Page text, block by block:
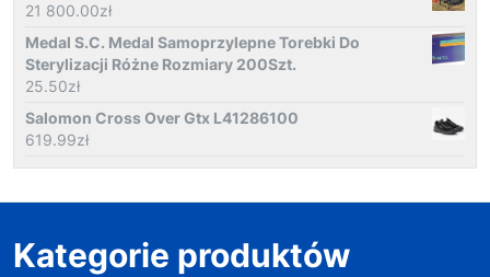
21 800.00zł
Medal S.C. Medal Samoprzylepne Torebki Do
Sterylizacji Różne Rozmiary 200Szt.
25.50zł
Salomon Cross Over Gtx L41286100
619.99zł
Kategorie produktów